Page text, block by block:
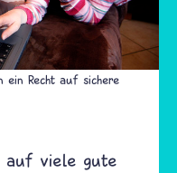
ein Recht auf sichere
auf viele gute